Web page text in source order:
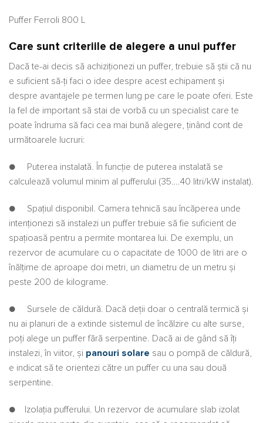
Puffer Ferroli 800 L
Care sunt criteriile de alegere a unui puffer
Dacă te-ai decis să achiziţionezi un puffer, trebuie să ştii că nu
e suficient să-ţi faci o idee despre acest echipament şi
despre avantajele pe termen lung pe care le poate oferi. Este
la fel de important să stai de vorbă cu un specialist care te
poate îndruma să faci cea mai bună alegere, ţinând cont de
următoarele lucruri:
● Puterea instalată. În funcție de puterea instalată se
calculează volumul minim al pufferului (35….40 litri/kW instalat).
● Spaţiul disponibil. Camera tehnică sau încăperea unde
intenţionezi să instalezi un puffer trebuie să fie suficient de
spaţioasă pentru a permite montarea lui. De exemplu, un
rezervor de acumulare cu o capacitate de 1000 de litri are o
înălţime de aproape doi metri, un diametru de un metru şi
peste 200 de kilograme.
● Sursele de căldură. Dacă deţii doar o centrală termică şi
nu ai planuri de a extinde sistemul de încălzire cu alte surse,
poţi alege un puffer fără serpentine. Dacă ai de gând să îţi
instalezi, în viitor, şi panouri solare sau o pompă de căldură,
e indicat să te orientezi către un puffer cu una sau două
serpentine.
● Izolaţia pufferului. Un rezervor de acumulare slab izolat